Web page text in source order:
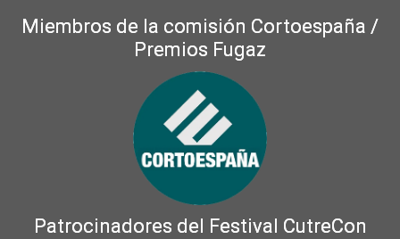
Miembros de la comisión Cortoespaña /
Premios Fugaz
Patrocinadores del Festival CutreCon